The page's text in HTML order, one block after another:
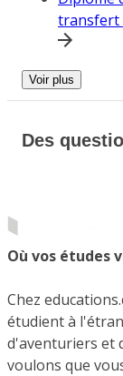
transfert
Voir plus
Des
Où vos études
Chez
étudient à
d'aventuriers et
voulons que